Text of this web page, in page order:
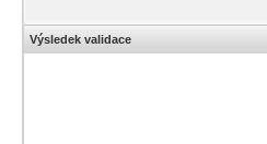
Výsledek validace